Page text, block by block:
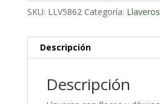
SKU: LLV5862 Categoría:
Descripción
Descripción